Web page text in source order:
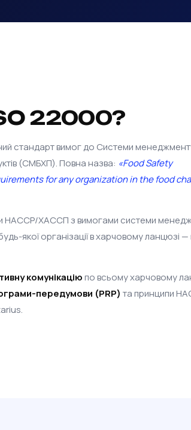
22000?
стандарт вимог до Системи
(СМБХП). Повна назва: «Food Safety
for any organization in the food
HACCP/ХАССП з вимогами системи
якої організації в харчовому ланцюзі —
комунікаціюпо всьому харчовому
передумови (PRP) та принципи